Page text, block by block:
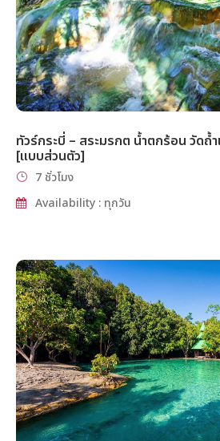
ทัวร์กระบี่ – สระมรกต น้ำตกร้อน วัดถ้
[แบบส่วนตัว]
7 ชั่วโมง
Availability : ทุกวัน